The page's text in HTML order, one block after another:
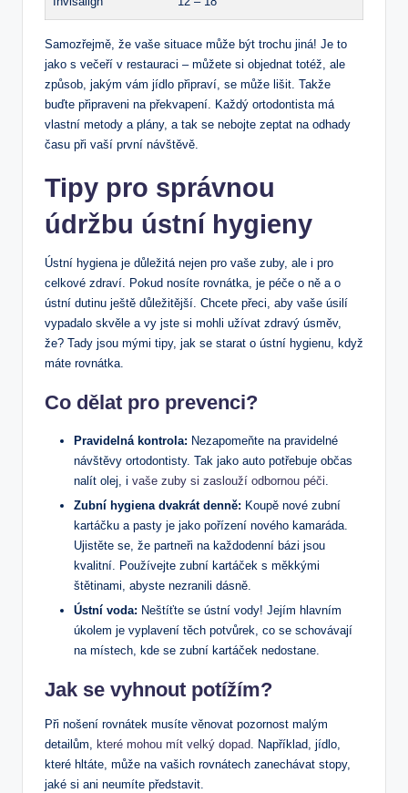
Samozřejmě, že vaše situace může být trochu jiná! Je to
jako s večeří v restauraci – můžete si objednat totéž, ale
způsob, jakým vám jídlo připraví, se může lišit. Takže
buďte připraveni na překvapení. Každý ortodontista má
vlastní metody a plány, a tak se nebojte zeptat na odhady
času při vaší první návštěvě.
Tipy pro správnou
údržbu ústní hygieny
Ústní hygiena je důležitá nejen pro vaše zuby, ale i pro
celkové zdraví. Pokud nosíte rovnátka, je péče o ně a o
ústní dutinu ještě důležitější. Chcete přeci, aby vaše úsilí
vypadalo skvěle a vy jste si mohli užívat zdravý úsměv,
že? Tady jsou mými tipy, jak se starat o ústní hygienu, když
máte rovnátka.
Co dělat pro prevenci?
Pravidelná kontrola: Nezapomeňte na pravidelné
návštěvy ortodontisty. Tak jako auto potřebuje občas
nalít olej, i vaše zuby si zaslouží odbornou péči.
Zubní hygiena dvakrát denně: Koupě nové zubní
kartáčku a pasty je jako pořízení nového kamaráda.
Ujistěte se, že partneři na každodenní bázi jsou
kvalitní. Používejte zubní kartáček s měkkými
štětinami, abyste nezranili dásně.
Ústní voda: Neštíťte se ústní vody! Jejím hlavním
úkolem je vyplavení těch potvůrek, co se schovávají
na místech, kde se zubní kartáček nedostane.
Jak se vyhnout potížím?
Při nošení rovnátek musíte věnovat pozornost malým
detailům, které mohou mít velký dopad. Například, jídlo,
které hltáte, může na vašich rovnátech zanechávat stopy,
jaké si ani neumíte představit.